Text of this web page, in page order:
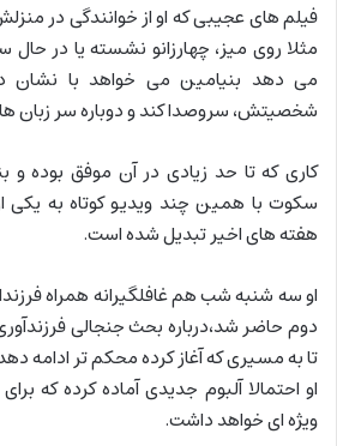
فیلم های عجیبی که او از خوانندگی در
مثلا روی میز، چهارزانو نشسته یا در
می دهد بنیامین می خواهد با نشان
شخصیتش، سروصدا کند و دوباره سر زبان
کاری که تا حد زیادی در آن موفق بوده
سکوت با همین چند ویدیو کوتاه به یکی
هفته های اخیر تبدیل شده است.
او سه شنبه شب هم غافلگیرانه همراه
دوم حاضر شد،درباره بحث جنجالی
تا به مسیری که آغاز کرده محکم تر ادامه
او احتمالا آلبوم جدیدی آماده کرده که
ویژه ای خواهد داشت.